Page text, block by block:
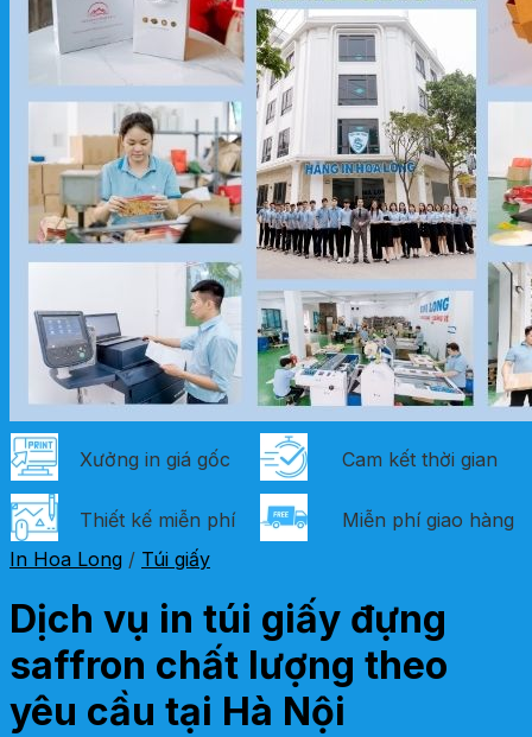
Xưởng in giá gốc Cam kết thời gian
Thiết kế miễn phí
Miễn phí giao hàng
In Hoa Long / Túi giấy
Dịch vụ in túi giấy đựng
saffron chất lượng theo
yêu cầu tại Hà Nội